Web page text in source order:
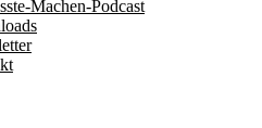
Machen-Podcast